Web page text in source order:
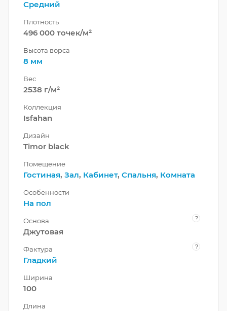
Средний
Плотность
496 000 точек/м²
Высота ворса
8 мм
Вес
2538 г/м²
Коллекция
Isfahan
Дизайн
Timor black
Помещение
Гостиная, Зал, Кабинет, Спальня, Комната
Особенности
На пол
Основа ?
Джутовая
Фактура ?
Гладкий
Ширина
100
Длина